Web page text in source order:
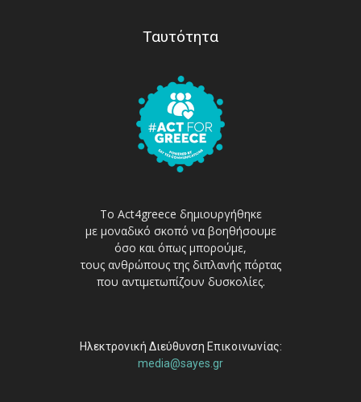
Ταυτότητα
Το Act4greece δημιουργήθηκε
με μοναδικό σκοπό να βοηθήσουμε
όσο και όπως μπορούμε,
τους ανθρώπους της διπλανής πόρτας
που αντιμετωπίζουν δυσκολίες.
Ηλεκτρονική Διεύθυνση Επικοινωνίας:
media@sayes.gr